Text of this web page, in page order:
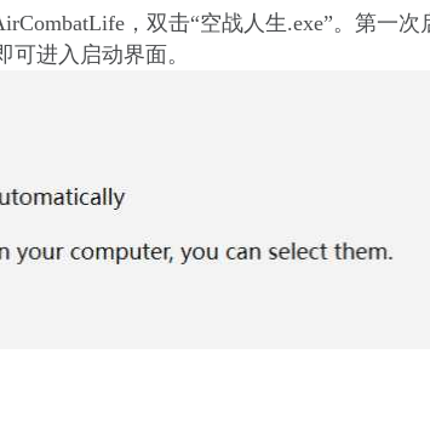
，双击“空战人生.exe”。 第一次
可进入启动界面。